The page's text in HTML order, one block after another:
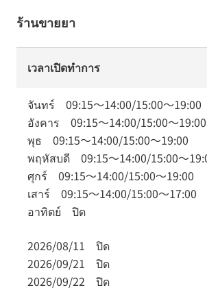
ร้านขายยา
เวลาเปิดทำการ
จันทร์ 09:15～14:00/15:00～19:00
อังคาร 09:15～14:00/15:00～19:00
พุธ 09:15～14:00/15:00～19:00
พฤหัสบดี 09:15～14:00/15:00～
ศุกร์ 09:15～14:00/15:00～19:00
เสาร์ 09:15～14:00/15:00～17:00
อาทิตย์ ปิด
2026/08/11 ปิด
2026/09/21 ปิด
2026/09/22 ปิด